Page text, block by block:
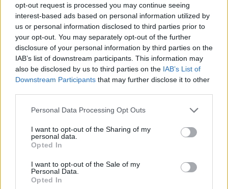
opt-out request is processed you may continue seeing
interest-based ads based on personal information utilized by
us or personal information disclosed to third parties prior to
your opt-out. You may separately opt-out of the further
disclosure of your personal information by third parties on the
IAB’s list of downstream participants. This information may
also be disclosed by us to third parties on the IAB’s List of
Downstream Participants that may further disclose it to other
Please note that this website/app uses one or more Google
not limited to your visit or usage behaviour. You may click to
grant or deny consent to Google and its third-party tags to
use your data for below specified purposes in below Google
consent section.
Personal Data Processing Opt Outs
I want to opt-out of the Sharing of my
personal data.
Opted In
I want to opt-out of the Sale of my
Personal Data.
Opted In
Πιο συγκεκριμένα, με ενδιάμεσο σταθμό την Αθήνα
προς Αστυπάλαια, Σαντορίνη, Σύρο, Μύκονο,
Ηράκλειο, Ζάκυνθο, Πάρο, Κάρπαθο, Ικαρία,